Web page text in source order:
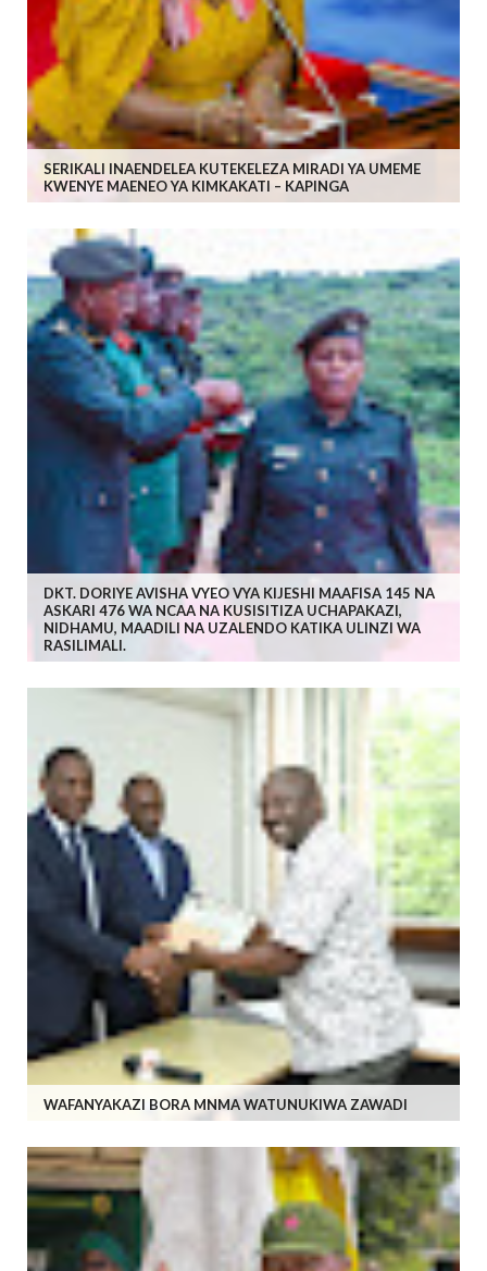
SERIKALI INAENDELEA KUTEKELEZA MIRADI YA UMEME
KWENYE MAENEO YA KIMKAKATI – KAPINGA
DKT. DORIYE AVISHA VYEO VYA KIJESHI MAAFISA 145 NA
ASKARI 476 WA NCAA NA KUSISITIZA UCHAPAKAZI,
NIDHAMU, MAADILI NA UZALENDO KATIKA ULINZI WA
RASILIMALI.
WAFANYAKAZI BORA MNMA WATUNUKIWA ZAWADI